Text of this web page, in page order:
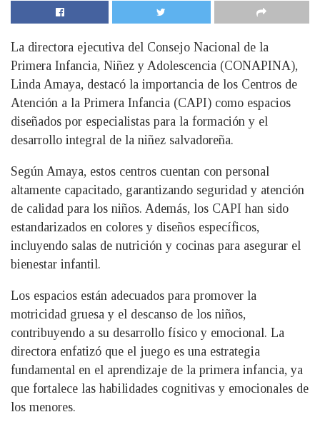
La directora ejecutiva del Consejo Nacional de la
Primera Infancia, Niñez y Adolescencia (CONAPINA),
Linda Amaya, destacó la importancia de los Centros de
Atención a la Primera Infancia (CAPI) como espacios
diseñados por especialistas para la formación y el
desarrollo integral de la niñez salvadoreña.
Según Amaya, estos centros cuentan con personal
altamente capacitado, garantizando seguridad y atención
de calidad para los niños. Además, los CAPI han sido
estandarizados en colores y diseños específicos,
incluyendo salas de nutrición y cocinas para asegurar el
bienestar infantil.
Los espacios están adecuados para promover la
motricidad gruesa y el descanso de los niños,
contribuyendo a su desarrollo físico y emocional. La
directora enfatizó que el juego es una estrategia
fundamental en el aprendizaje de la primera infancia, ya
que fortalece las habilidades cognitivas y emocionales de
los menores.